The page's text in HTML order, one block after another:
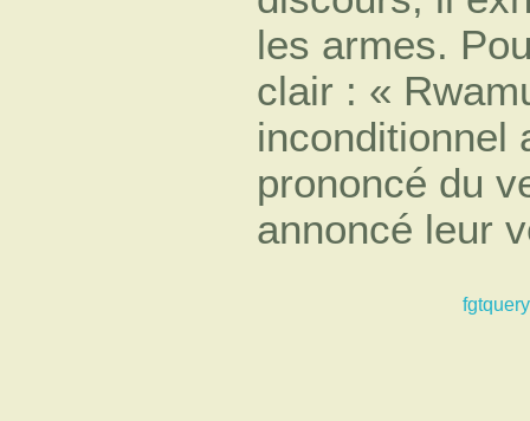
les armes.
clair : «
inconditionnel
prononcé du
annoncé leur